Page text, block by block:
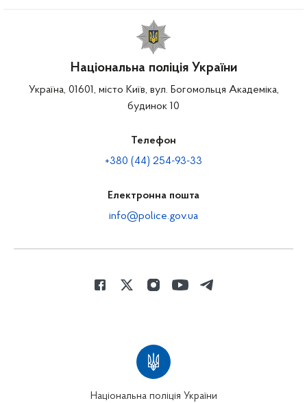
Національна поліція України
Україна, 01601, місто Київ, вул. Богомольця Академіка,
будинок 10
Телефон
+380 (44) 254-93-33
Електронна пошта
info@police.gov.ua
Національна поліція України